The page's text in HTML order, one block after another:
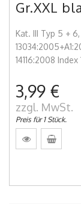
Gr.XXL
Kat. III Typ 5 + 6,
14116:2008
3,99 €
zzgl. MwSt.
Preis für 1 Stück.